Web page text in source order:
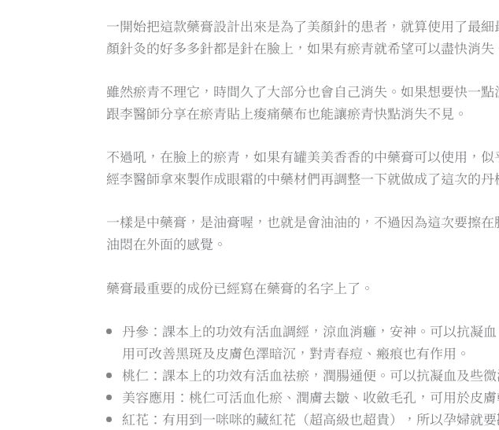
一開始把這款藥膏設計出來是為了美顏針的患者，就算使用了最
顏針灸的好多多針都是針在臉上，如果有瘀青就希望可以盡快消失
雖然瘀青不理它，時間久了大部分也會自己消失。如果想要快一
跟李醫師分享在瘀青貼上痠痛藥布也能讓瘀青快點消失不見。
不過吼，在臉上的瘀青，如果有罐美美香香的中藥膏可以使用，
經李醫師拿來製作成眼霜的中藥材們再調整一下就做成了這次的丹
一樣是中藥膏，是油膏喔，也就是會油油的，不過因為這次要擦
油悶在外面的感覺。
藥膏最重要的成份已經寫在藥膏的名字上了。
丹參：課本上的功效有活血調經，涼血消癰，安神。可以抗凝
用可改善黑斑及皮膚色澤暗沉，對青春痘、瘢痕也有作用。
桃仁：課本上的功效有活血祛瘀，潤腸通便。可以抗凝血及些
美容應用：桃仁可活血化瘀、潤膚去皺、收斂毛孔，可用於皮
紅花：有用到一咪咪的藏紅花（超高級也超貴），所以孕婦就